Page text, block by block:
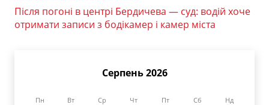
Після погоні в центрі Бердичева — суд: водій хоче
отримати записи з бодікамер і камер міста
Серпень 2026
Пн Вт Ср Чт Пт Сб Нд